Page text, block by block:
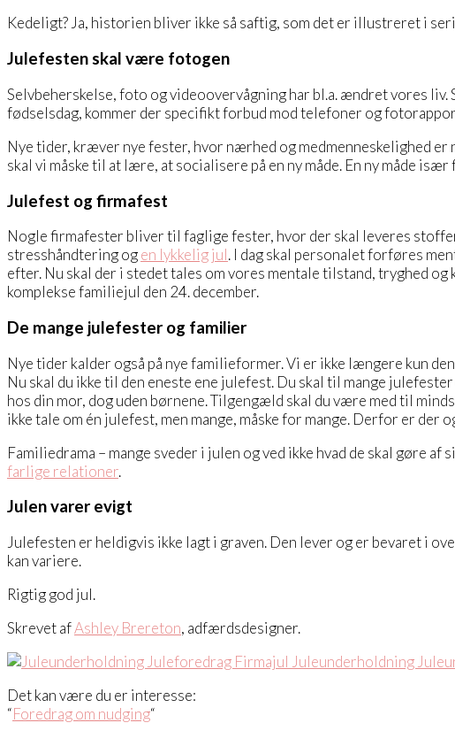
Kedeligt? Ja, historien bliver ikke så saftig, som det er illustreret i
Julefesten skal være fotogen
Selvbeherskelse, foto og videoovervågning har bl.a. ændret vores
fødselsdag, kommer der specifikt forbud mod telefoner og
Nye tider, kræver nye fester, hvor nærhed og medmenneskelighed er
skal vi måske til at lære, at socialisere på en ny måde. En ny måde
Julefest og firmafest
Nogle firmafester bliver til faglige fester, hvor der skal leveres
stresshåndtering ogen lykkelig jul. I dag skal personalet forføres
efter. Nu skal der i stedet tales om vores mentale tilstand, tryghed
komplekse familiejul den 24. december.
De mange julefester og familier
Nye tider kalder også på nye familieformer. Vi er ikke længere kun
Nu skal du ikke til den eneste ene julefest. Du skal til mange
hos din mor, dog uden børnene. Tilgengæld skal du være med til
ikke tale om én julefest, men mange, måske for mange. Derfor er
Familiedrama – mange sveder i julen og ved ikke hvad de skal gøre
farlige relationer.
Julen varer evigt
Julefesten er heldigvis ikke lagt i graven. Den lever og er bevaret i
kan variere.
Rigtig god jul.
Skrevet afAshley Brereton, adfærdsdesigner.
Det kan være du er interesse:
“Foredrag om nudging“